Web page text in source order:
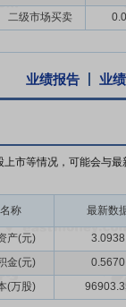
二级市场买卖
业绩报告 业
市等情况，可能会与最
称 最新数
产(元)
3.0938
金(元)
0.5670
(万股)